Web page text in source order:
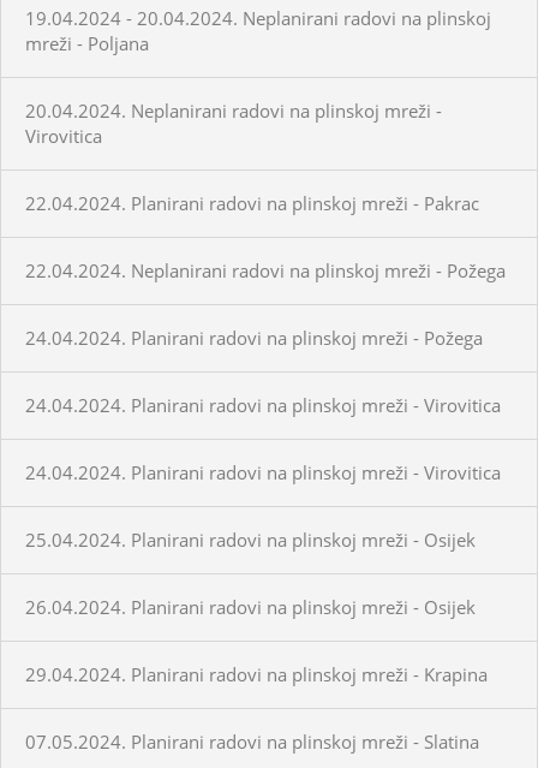
19.04.2024 - 20.04.2024. Neplanirani radovi na plinskoj
mreži - Poljana
20.04.2024. Neplanirani radovi na plinskoj mreži -
Virovitica
22.04.2024. Planirani radovi na plinskoj mreži - Pakrac
22.04.2024. Neplanirani radovi na plinskoj mreži - Požega
24.04.2024. Planirani radovi na plinskoj mreži - Požega
24.04.2024. Planirani radovi na plinskoj mreži - Virovitica
24.04.2024. Planirani radovi na plinskoj mreži - Virovitica
25.04.2024. Planirani radovi na plinskoj mreži - Osijek
26.04.2024. Planirani radovi na plinskoj mreži - Osijek
29.04.2024. Planirani radovi na plinskoj mreži - Krapina
07.05.2024. Planirani radovi na plinskoj mreži - Slatina